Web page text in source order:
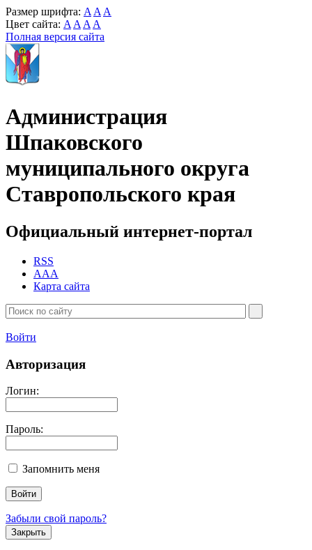
Размер шрифта: A A A
Цвет сайта: A A A A
Полная версия сайта
Администрация
Шпаковского
муниципального округа
Ставропольского края
Официальный интернет-портал
RSS
AAA
Карта сайта
Войти
Авторизация
Логин:
Пароль:
Запомнить меня
Забыли свой пароль?
Закрыть